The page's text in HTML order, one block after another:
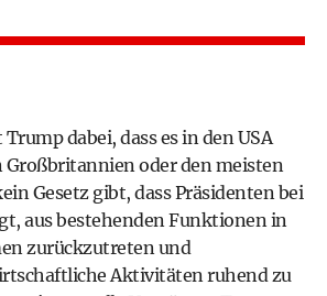
dabei, dass es in den USA
Großbritannien oder den meisten
Gesetz gibt, dass Präsidenten bei
aus bestehenden Funktionen in
zurückzutreten und
Aktivitäten ruhend zu